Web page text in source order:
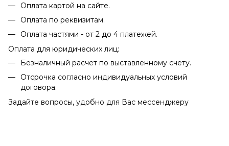
Оплата картой на сайте.
Оплата по реквизитам.
Оплата частями - от 2 до 4 платежей.
Оплата для юридических лиц:
Безналичный расчет по выставленному счету.
Отсрочка согласно индивидуальных условий
договора.
Задайте вопросы, удобно для Вас мессенджеру